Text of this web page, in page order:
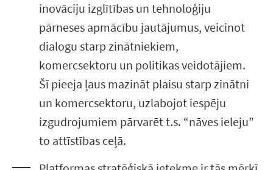
inovāciju izglītības un tehnoloģiju
pārneses apmācību jautājumus, veicinot
dialogu starp zinātniekiem,
komercsektoru un politikas veidotājiem.
Šī pieeja ļaus mazināt plaisu starp zinātni
un komercsektoru, uzlabojot iespēju
izgudrojumiem pārvarēt t.s. “nāves ieleju”
to attīstības ceļā.